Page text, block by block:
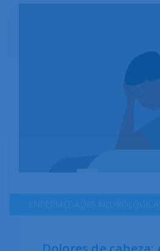
el tema del aborto suele
controversias intensas. Las
está determinada por las
individuales, las creencias
consideraciones éticas. La
embarazo y el bienestar y las
ENFERMEDADES